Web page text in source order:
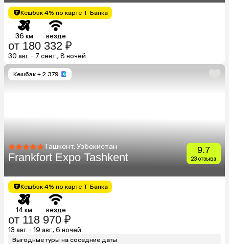
Кешбэк 4% по карте Т-Банка
36 км везде
от 180 332 ₽
30 авг. - 7 сент., 8 ночей
Кешбэк + 2 379
Ташкент, Узбекистан
Frankfort Expo Tashkent
9.7
23 отзыва
Кешбэк 4% по карте Т-Банка
14 км везде
от 118 970 ₽
13 авг. - 19 авг., 6 ночей
Выгодные туры на соседние даты